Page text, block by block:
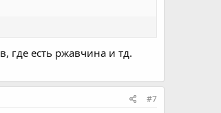
где есть ржавчина и тд.
#7